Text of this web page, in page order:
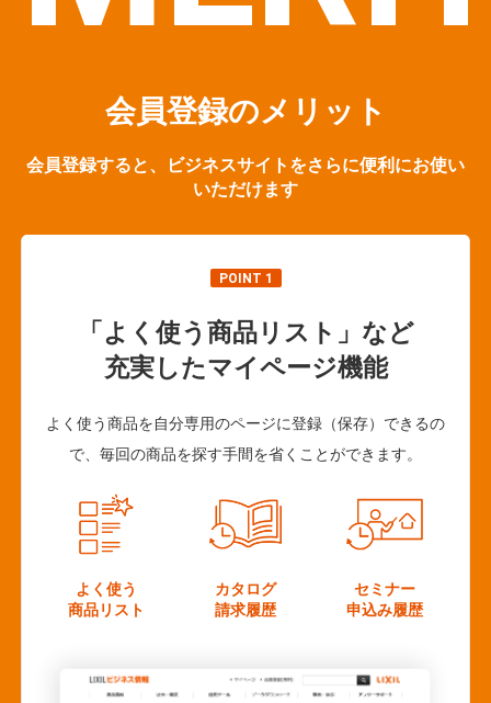
会員登録のメリット
会員登録すると、ビジネスサイトをさらに便利にお使い
いただけます
POINT 1
「よく使う商品リスト」など
充実したマイページ機能
よく使う商品を自分専用のページに登録（保存）できるの
で、毎回の商品を探す手間を省くことができます。
よく使う
商品リスト
カタログ
請求履歴
セミナー
申込み履歴